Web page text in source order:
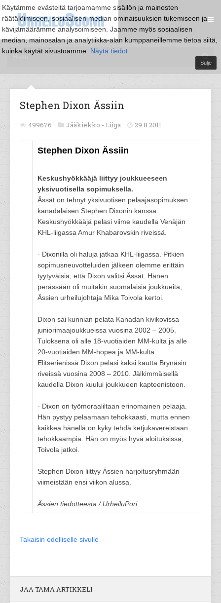
Käytämme evästeitä tarjoamamme sisällön ja mainosten
räätälöimiseen, sosiaalisen median ominaisuuksien tukemiseen ja
kävijämäärämme analysoimiseen. Jaamme myös sosiaalisen
median, mainosalan ja analytiikka-alan kumppaneillemme tietoa siitä,
kuinka käytät sivustoamme. Näytä tiedot
Sulje
Stephen Dixon Ässiin
499676 Jääkiekko - Liiga 29.8.2011
Stephen Dixon Ässiin
Keskushyökkääjä liittyy joukkueeseen
yksivuotisella sopimuksella.
Ässät on tehnyt yksivuotisen pelaajasopimuksen
kanadalaisen Stephen Dixonin kanssa.
Keskushyökkääjä pelasi viime kaudella Venäjän
KHL-liigassa Amur Khabarovskin riveissä.
- Dixonilla oli haluja jatkaa KHL-liigassa. Pitkien
sopimusneuvotteluiden jälkeen olemme erittäin
tyytyväisiä, että Dixon valitsi Ässät. Hänen
perässään oli muitakin suomalaisia joukkueita,
Ässien urheilujohtaja Mika Toivola kertoi.
Dixon sai kunnian pelata Kanadan kivikovissa
juniorimaajoukkueissa vuosina 2002 – 2005.
Tuloksena oli alle 18-vuotiaiden MM-kulta ja alle
20-vuotiaiden MM-hopea ja MM-kulta.
Elitserienissä Dixon pelasi kaksi kautta Brynäsin
riveissä vuosina 2008 – 2010. Jälkimmäisellä
kaudella Dixon kuului joukkueen kapteenistoon.
- Dixon on työmoraaliltaan erinomainen pelaaja.
Hän pystyy pelaamaan tehokkaasti, mutta ennen
kaikkea hänellä on kyky tehdä ketjukavereistaan
tehokkaampia. Hän on myös hyvä aloituksissa,
Toivola jatkoi.
Stephen Dixon liittyy Ässien harjoitusryhmään
viimeistään ensi viikon alussa.
Ässien tiedotteesta / UrheiluPori
Takaisin edelliselle sivulle
JAA TÄMÄ ARTIKKELI